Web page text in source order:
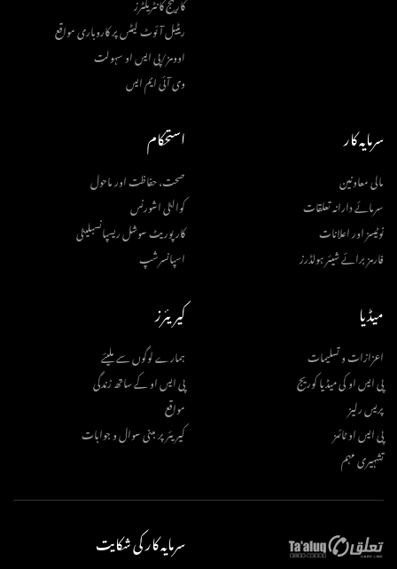
ریٹیل آئوٹ لیٹس پر کاروباری مواقع
اوومز/پی ایس او سہولت
وی آئی ایم ایس
سرمایہ کار
مالی معاونین
سرمائے دارانہ تعلقات
نوٹیسز اور اعلانات
فارمز برائے شیئر ہولڈرز
استحکام
صحت، حفاظت اور ماحول
کوالٹی اشورنس
کارپوریٹ سوشل ریسپانسبلیٹی
اسپانسرشپ
میڈیا
اعزازات و تسلیمات
پی ایس او کی میڈیا کوریج
پریس رلیز
پی ایس او ٹائمز
تشہیری مہم
کیریئرز
ہمارے لوگوں سے ملیئے
پی ایس او کے ساتھ زندگی
مواقع
کیریئر پر مبنی سوال و جوابات
سرمایہ کار کی شکایت